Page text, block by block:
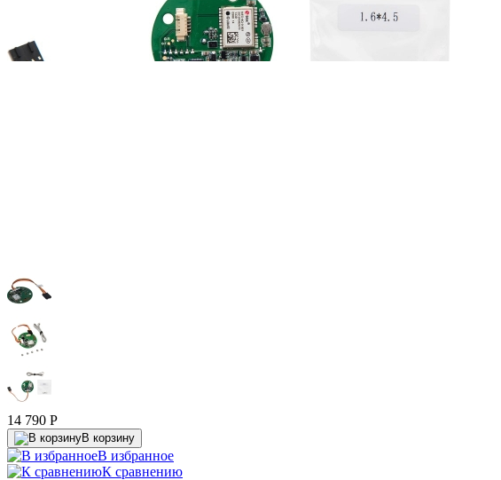
14 790 P
В корзину
В избранное
К сравнению